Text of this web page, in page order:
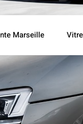
Marseille